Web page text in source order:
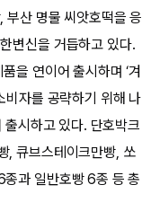
부산 명물 씨앗호떡을 응
변신을 거듭하고 있다.
을 연이어 출시하며 ‘겨
비자를 공략하기 위해 나
시하고 있다. 단호박크
, 큐브스테이크만빵, 쏘
과 일반호빵 6종 등 총